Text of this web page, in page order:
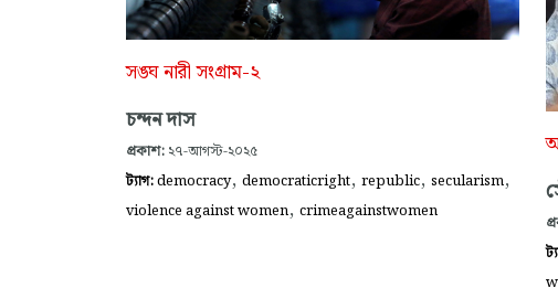
সঙ্ঘ নারী সংগ্রাম-২
চন্দন দাস
প্রকাশ: ২৭-আগস্ট-২০২৫
ট্যাগ:democracy, democraticright, republic, secularism,
violence against women, crimeagainstwomen